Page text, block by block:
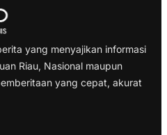
yang menyajikan informasi
Riau, Nasional maupun
yang cepat, akurat